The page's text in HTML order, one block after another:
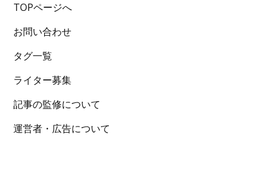
TOPページへ
お問い合わせ
タグ一覧
ライター募集
記事の監修について
運営者・広告について